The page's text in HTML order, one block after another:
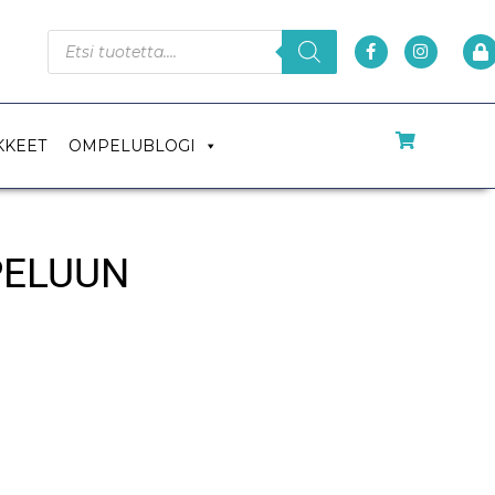
OMPELUBLOGI